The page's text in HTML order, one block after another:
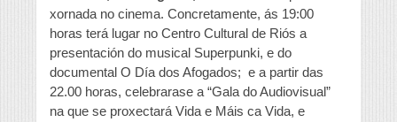
xornada no cinema. Concretamente, ás 19:00
horas terá lugar no Centro Cultural de Riós a
presentación do musical Superpunki, e do
documental O Día dos Afogados; e a partir das
22.00 horas, celebrarase a “Gala do Audiovisual”
na que se proxectará Vida e Máis ca Vida, e